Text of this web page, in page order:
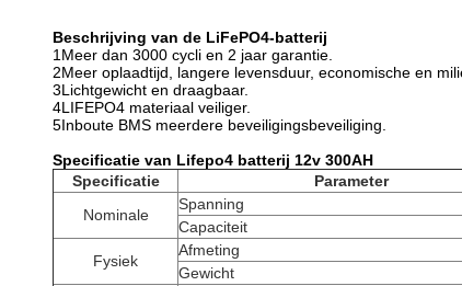
Beschrijving van de LiFePO4-batterij
1Meer dan 3000 cycli en 2 jaar garantie.
2Meer oplaadtijd, langere levensduur, economische en
3Lichtgewicht en draagbaar.
4LIFEPO4 materiaal veiliger.
5Inboute BMS meerdere beveiligingsbeveiliging.
Specificatie van Lifepo4 batterij 12v 300AH
Specificatie
Parameter
Nominale
Spanning
Capaciteit
Fysiek
Afmeting
Gewicht